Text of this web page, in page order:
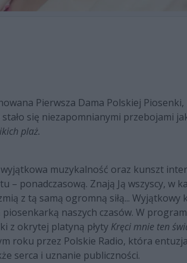
Pierwsza Dama Polskiej Piosenki,
się niezapomnianymi przebojami
plaż.
wyjątkowa muzykalność oraz kunszt
– ponadczasową. Znają Ją wszyscy, w
z tą samą ogromną siłą...
naszych czasów. W
z okrytej platyną płyty Kręci mnie ten
roku przez Polskie Radio, która
serca i uznanie publiczności.